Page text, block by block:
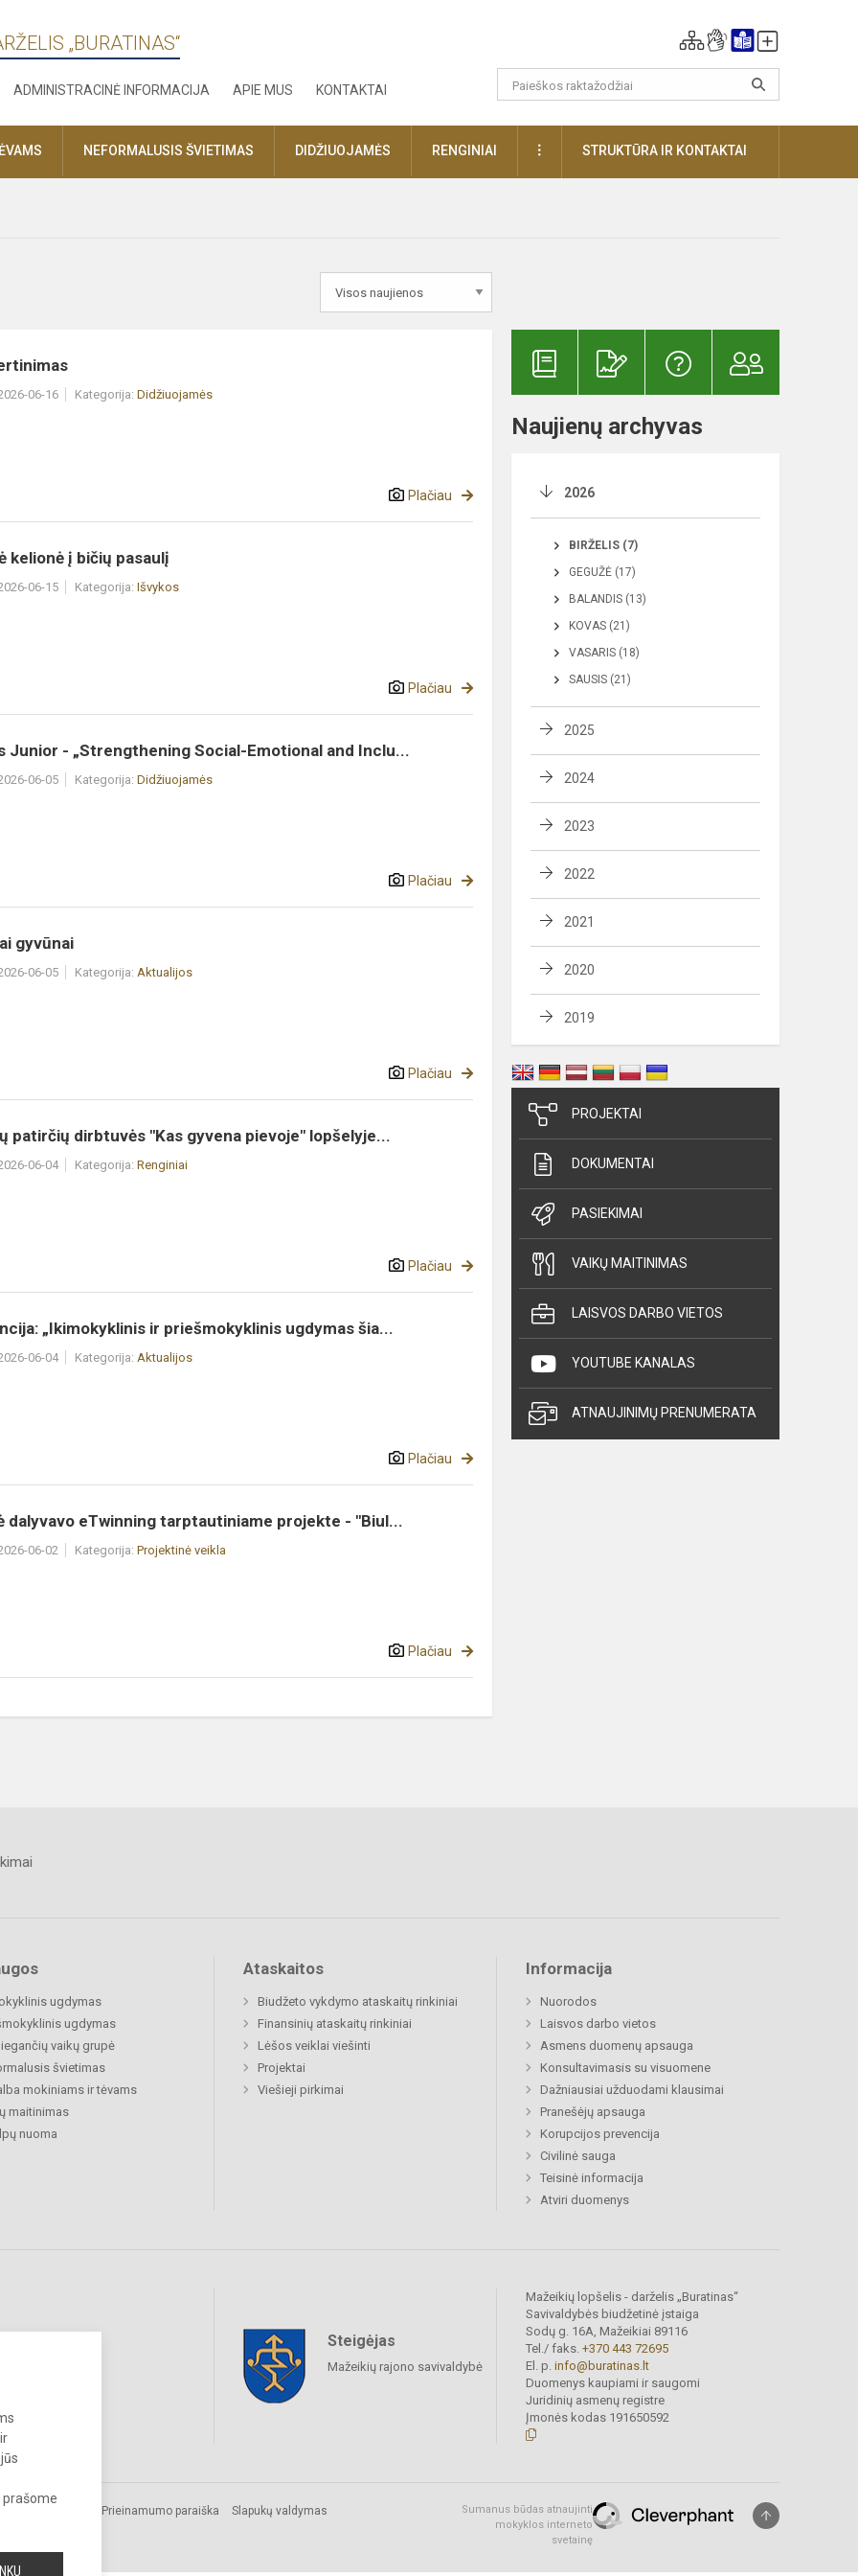
prašome
„BURATINAS“
ADMINISTRACINĖ INFORMACIJA APIE MUS KONTAKTAI
NEFORMALUSIS ŠVIETIMAS DIDŽIUOJAMĖS RENGINIAI DAUGIAUSTRUKTŪRA IR KONTAKTAI
06-16 Kategorija: Didžiuojamės
Plačiau
kelionė į bičių pasaulį
06-15 Kategorija: Išvykos
Plačiau
Junior - „Strengthening Social-Emotional and Inclu...
06-05 Kategorija: Didžiuojamės
Plačiau
gyvūnai
06-05 Kategorija: Aktualijos
Plačiau
patirčių dirbtuvės "Kas gyvena pievoje" lopšelyje...
06-04 Kategorija: Renginiai
Plačiau
„Ikimokyklinis ir priešmokyklinis ugdymas šia...
06-04 Kategorija: Aktualijos
Plačiau
dalyvavo eTwinning tarptautiniame projekte - "Biul...
06-02 Kategorija: Projektinė veikla
Plačiau
Naujienų archyvas
2026
BIRŽELIS (7)
GEGUŽĖ (17)
BALANDIS (13)
KOVAS (21)
VASARIS (18)
SAUSIS (21)
2025
2024
2023
2022
2021
2020
2019
PROJEKTAI
DOKUMENTAI
PASIEKIMAI
VAIKŲ MAITINIMAS
LAISVOS DARBO VIETOS
YOUTUBE KANALAS
ATNAUJINIMŲ PRENUMERATA
ugdymas
ugdymas
vaikų grupė
švietimas
mokiniams ir tėvams
maitinimas
nuoma
Ataskaitos
Biudžeto vykdymo ataskaitų rinkiniai
Finansinių ataskaitų rinkiniai
Lėšos veiklai viešinti
Projektai
Viešieji pirkimai
Informacija
Nuorodos
Laisvos darbo vietos
Asmens duomenų apsauga
Konsultavimasis su visuomene
Dažniausiai užduodami klausimai
Pranešėjų apsauga
Korupcijos prevencija
Civilinė sauga
Teisinė informacija
Atviri duomenys
Steigėjas
Mažeikių rajono savivaldybė
Mažeikių lopšelis - darželis „Buratinas“
Savivaldybės biudžetinė įstaiga
Sodų g. 16A, Mažeikiai 89116
Tel./ faks. +370 443 72695
El. p. info@buratinas.lt
Duomenys kaupiami ir saugomi
Juridinių asmenų registre
Įmonės kodas 191650592
Prieinamumo paraiška Slapukų valdymas
Sumanus būdas atnaujinti
mokyklos interneto
svetainę